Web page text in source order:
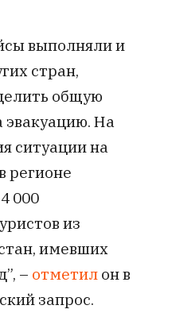
выполняли и
стран,
общую
эвакуацию. На
ситуации на
регионе
000
из
имевших
– отметил он в
запрос.